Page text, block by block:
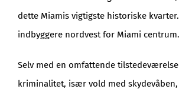
dette Miamis vigtigste historiske
indbyggere nordvest for Miami centrum.
Selv med en omfattende
kriminalitet, især vold med